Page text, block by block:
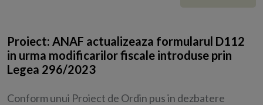
Proiect: ANAF actualizeaza formularul D112
in urma modificarilor fiscale introduse prin
Legea 296/2023
Conform unui Proiect de Ordin pus in dezbatere